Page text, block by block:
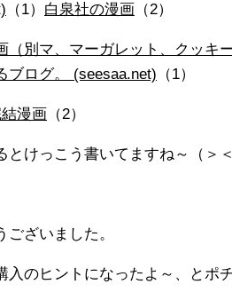
（1） 白泉社の漫画 （2）
（別マ、マーガレット、クッキ
ブログ。 (seesaa.net) （1）
漫画 （2）
とけっこう書いてますね～（＞＜
ございました。
入のヒントになったよ～、と